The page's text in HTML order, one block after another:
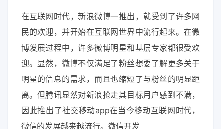
在互联网时代，新浪微博一推出，就受到了许多网
民的欢迎，并开始在互联网世界中流行起来。在微
博发展过程中，许多微博明星和基层专家都很受欢
迎。显然，微博不仅满足了粉丝想要了解更多关于
明星的信息的需求，而且也缩短了与粉丝的明显距
离。但腾讯显然对新浪抢走其目标用户感到不满，
因此推出了社交移动app在当今移动互联网时代，
微信的发展越来越流行。微信开发